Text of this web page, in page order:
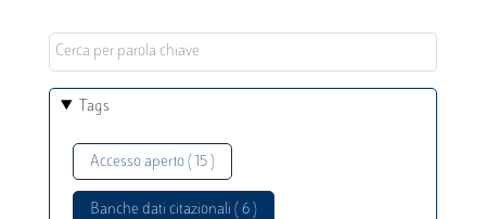
Tags
Accesso aperto ( 15 )
Banche dati citazionali ( 6 )